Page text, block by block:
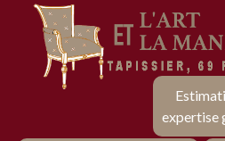
expertise